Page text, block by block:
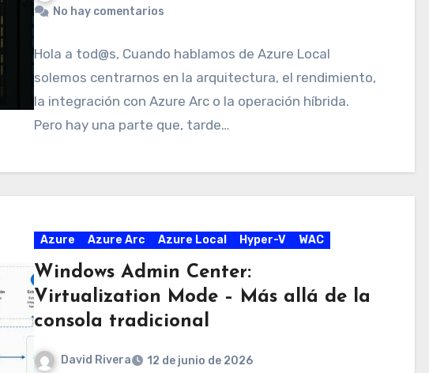
No hay comentarios
Hola a tod@s, Cuando hablamos de Azure Local
solemos centrarnos en la arquitectura, el rendimiento,
la integración con Azure Arc o la operación híbrida.
Pero hay una parte que, tarde…
Azure Azure Arc Azure Local Hyper-V WAC
Windows Admin Center:
Virtualization Mode – Más allá de la
consola tradicional
David Rivera
12 de junio de 2026